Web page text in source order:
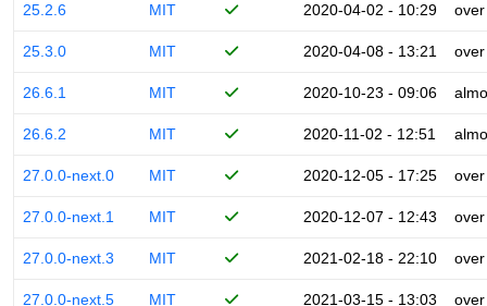
25.2.6 MIT 2020-04-02 - 10:29
25.3.0 MIT 2020-04-08 - 13:21
26.6.1 MIT 2020-10-23 - 09:06
26.6.2 MIT 2020-11-02 - 12:51
27.0.0-next.0 MIT 2020-12-05 - 17:25
27.0.0-next.1 MIT 2020-12-07 - 12:43
27.0.0-next.3 MIT 2021-02-18 - 22:10
27.0.0-next.5 MIT 2021-03-15 - 13:03